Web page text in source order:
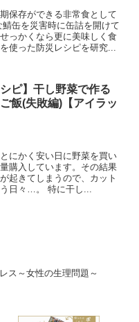
保存ができる非常食として
缶を災害時に缶詰を開けて
っかくなら更に美味しく食
使った防災レシピを研究...
シピ】干し野菜で作る
飯(失敗編)【アイラッ
にかく安い日に野菜を買い
購入しています。その結果
起きてしまうので、カット
日々…。 特に干し...
ス～女性の生理問題～